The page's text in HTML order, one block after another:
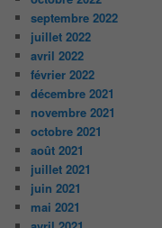
septembre 2022
juillet 2022
avril 2022
février 2022
décembre 2021
novembre 2021
octobre 2021
août 2021
juillet 2021
juin 2021
mai 2021